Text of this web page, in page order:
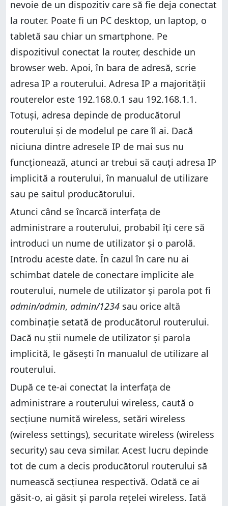
nevoie de un dispozitiv care să fie deja conectat
la router. Poate fi un PC desktop, un laptop, o
tabletă sau chiar un smartphone. Pe
dispozitivul conectat la router, deschide un
browser web. Apoi, în bara de adresă, scrie
adresa IP a routerului. Adresa IP a majorităţii
routerelor este 192.168.0.1 sau 192.168.1.1.
Totuşi, adresa depinde de producătorul
routerului şi de modelul pe care îl ai. Dacă
niciuna dintre adresele IP de mai sus nu
funcţionează, atunci ar trebui să cauţi adresa IP
implicită a routerului, în manualul de utilizare
sau pe saitul producătorului.
Atunci când se încarcă interfaţa de
administrare a routerului, probabil îţi cere să
introduci un nume de utilizator şi o parolă.
Introdu aceste date. În cazul în care nu ai
schimbat datele de conectare implicite ale
routerului, numele de utilizator şi parola pot fi
admin/admin, admin/1234 sau orice altă
combinaţie setată de producătorul routerului.
Dacă nu ştii numele de utilizator şi parola
implicită, le găseşti în manualul de utilizare al
routerului.
După ce te-ai conectat la interfaţa de
administrare a routerului wireless, caută o
secţiune numită wireless, setări wireless
(wireless settings), securitate wireless (wireless
security) sau ceva similar. Acest lucru depinde
tot de cum a decis producătorul routerului să
numească secţiunea respectivă. Odată ce ai
găsit-o, ai găsit şi parola reţelei wireless. Iată